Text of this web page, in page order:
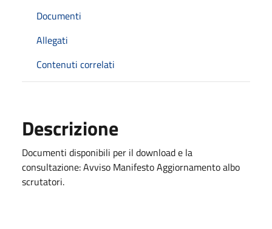
Documenti
Allegati
Contenuti correlati
Descrizione
Documenti disponibili per il download e la
consultazione: Avviso Manifesto Aggiornamento albo
scrutatori.